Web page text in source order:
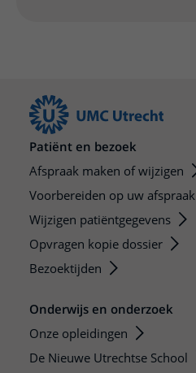
Patiënt en bezoek
Afspraak maken of wijzigen
Voorbereiden op uw afspraak
Wijzigen patiëntgegevens
Opvragen kopie dossier
Bezoektijden
Onderwijs en onderzoek
Onze opleidingen
De Nieuwe Utrechtse School